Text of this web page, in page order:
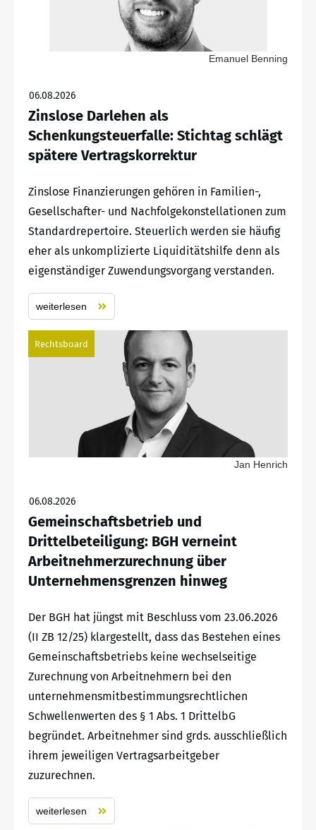
Emanuel Benning
06.08.2026
Zinslose Darlehen als
Schenkungsteuerfalle: Stichtag schlägt
spätere Vertragskorrektur
Zinslose Finanzierungen gehören in Familien-,
Gesellschafter- und Nachfolgekonstellationen zum
Standardrepertoire. Steuerlich werden sie häufig
eher als unkomplizierte Liquiditätshilfe denn als
eigenständiger Zuwendungsvorgang verstanden.
weiterlesen
Rechtsboard
Jan Henrich
06.08.2026
Gemeinschaftsbetrieb und
Drittelbeteiligung: BGH verneint
Arbeitnehmerzurechnung über
Unternehmensgrenzen hinweg
Der BGH hat jüngst mit Beschluss vom 23.06.2026
(II ZB 12/25) klargestellt, dass das Bestehen eines
Gemeinschaftsbetriebs keine wechselseitige
Zurechnung von Arbeitnehmern bei den
unternehmensmitbestimmungsrechtlichen
Schwellenwerten des § 1 Abs. 1 DrittelbG
begründet. Arbeitnehmer sind grds. ausschließlich
ihrem jeweiligen Vertragsarbeitgeber
zuzurechnen.
weiterlesen